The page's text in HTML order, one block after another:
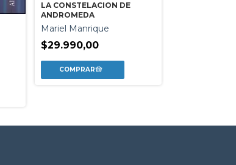
LA CONSTELACION DE
ANDROMEDA
Mariel Manrique
$29.990,00